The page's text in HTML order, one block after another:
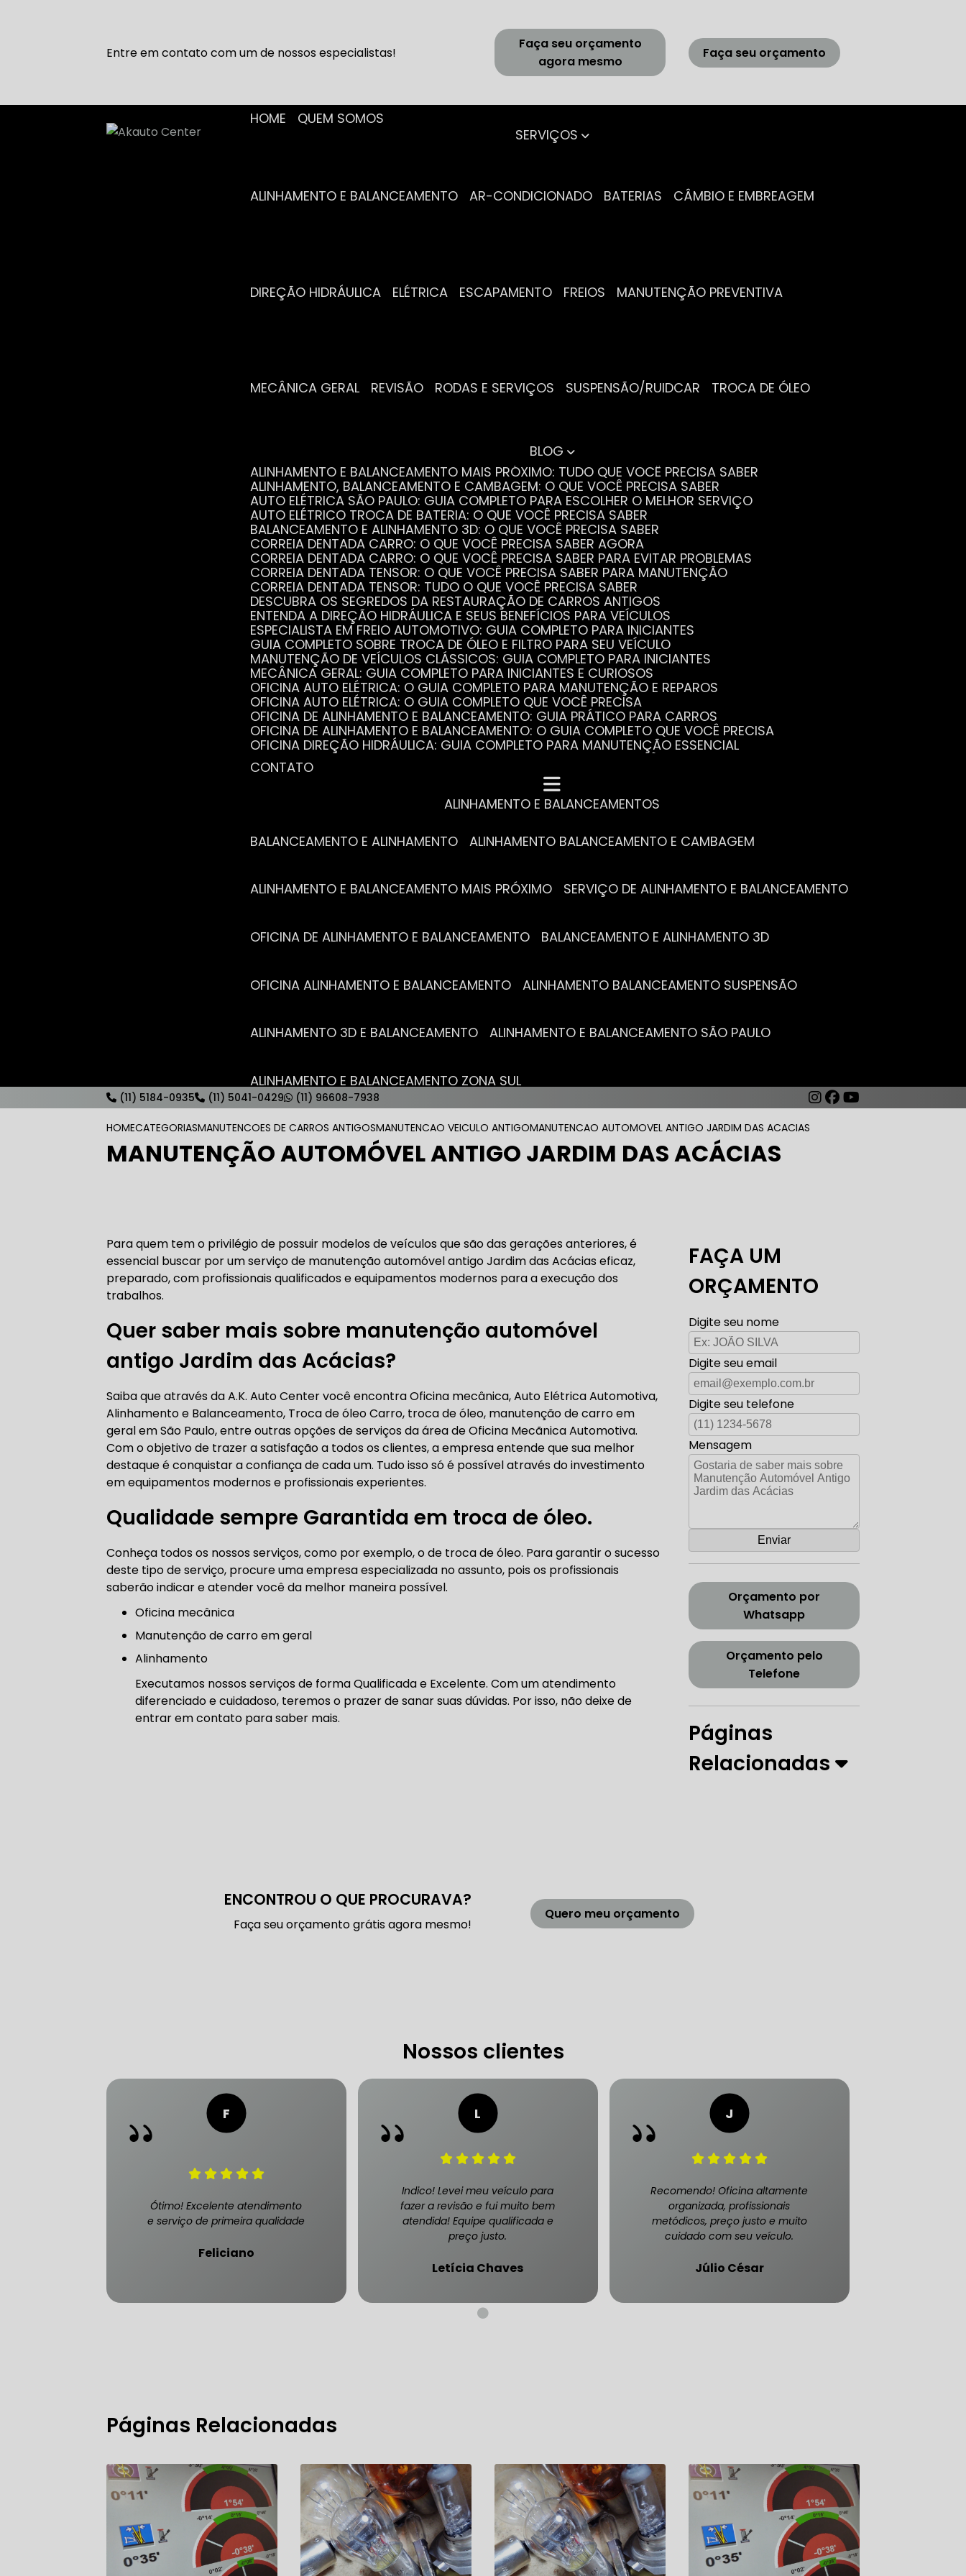
Entre em contato com um de nossos especialistas!
Faça seu orçamento
agora mesmo
Faça seu orçamento
HOME
QUEM SOMOS
SERVIÇOS
ALINHAMENTO E BALANCEAMENTO AR-CONDICIONADO BATERIAS CÂMBIO E EMBREAGEM
DIREÇÃO HIDRÁULICA ELÉTRICA ESCAPAMENTO FREIOS MANUTENÇÃO PREVENTIVA
MECÂNICA GERAL REVISÃO RODAS E SERVIÇOS SUSPENSÃO/RUIDCAR TROCA DE ÓLEO
BLOG
ALINHAMENTO E BALANCEAMENTO MAIS PRÓXIMO: TUDO QUE VOCÊ PRECISA SABER
ALINHAMENTO, BALANCEAMENTO E CAMBAGEM: O QUE VOCÊ PRECISA SABER
AUTO ELÉTRICA SÃO PAULO: GUIA COMPLETO PARA ESCOLHER O MELHOR SERVIÇO
AUTO ELÉTRICO TROCA DE BATERIA: O QUE VOCÊ PRECISA SABER
BALANCEAMENTO E ALINHAMENTO 3D: O QUE VOCÊ PRECISA SABER
CORREIA DENTADA CARRO: O QUE VOCÊ PRECISA SABER AGORA
CORREIA DENTADA CARRO: O QUE VOCÊ PRECISA SABER PARA EVITAR PROBLEMAS
CORREIA DENTADA TENSOR: O QUE VOCÊ PRECISA SABER PARA MANUTENÇÃO
CORREIA DENTADA TENSOR: TUDO O QUE VOCÊ PRECISA SABER
DESCUBRA OS SEGREDOS DA RESTAURAÇÃO DE CARROS ANTIGOS
ENTENDA A DIREÇÃO HIDRÁULICA E SEUS BENEFÍCIOS PARA VEÍCULOS
ESPECIALISTA EM FREIO AUTOMOTIVO: GUIA COMPLETO PARA INICIANTES
GUIA COMPLETO SOBRE TROCA DE ÓLEO E FILTRO PARA SEU VEÍCULO
MANUTENÇÃO DE VEÍCULOS CLÁSSICOS: GUIA COMPLETO PARA INICIANTES
MECÂNICA GERAL: GUIA COMPLETO PARA INICIANTES E CURIOSOS
OFICINA AUTO ELÉTRICA: O GUIA COMPLETO PARA MANUTENÇÃO E REPAROS
OFICINA AUTO ELÉTRICA: O GUIA COMPLETO QUE VOCÊ PRECISA
OFICINA DE ALINHAMENTO E BALANCEAMENTO: GUIA PRÁTICO PARA CARROS
OFICINA DE ALINHAMENTO E BALANCEAMENTO: O GUIA COMPLETO QUE VOCÊ PRECISA
OFICINA DIREÇÃO HIDRÁULICA: GUIA COMPLETO PARA MANUTENÇÃO ESSENCIAL
OFICINA MECÂNICA COMPLETA PARA BLINDADOS: TUDO QUE VOCÊ PRECISA SABER
POR QUE A REVISÃO AUTOMOTIVA É ESSENCIAL PARA O DESEMPENHO DO SEU CARRO
SERVIÇO DE ALINHAMENTO E BALANCEAMENTO: O QUE VOCÊ PRECISA SABER
VANTAGENS ESSENCIAIS DA TROCA DE ÓLEO PARA A SAÚDE DO SEU CARRO
CONTATO
ALINHAMENTO E BALANCEAMENTOS
BALANCEAMENTO E ALINHAMENTO ALINHAMENTO BALANCEAMENTO E CAMBAGEM
ALINHAMENTO E BALANCEAMENTO MAIS PRÓXIMO SERVIÇO DE ALINHAMENTO E BALANCEAMENTO
OFICINA DE ALINHAMENTO E BALANCEAMENTO BALANCEAMENTO E ALINHAMENTO 3D
OFICINA ALINHAMENTO E BALANCEAMENTO ALINHAMENTO BALANCEAMENTO SUSPENSÃO
ALINHAMENTO 3D E BALANCEAMENTO ALINHAMENTO E BALANCEAMENTO SÃO PAULO
ALINHAMENTO E BALANCEAMENTO ZONA SUL
AUTO ELÉTRICA MAIS PRÓXIMO AUTO ELÉTRICA AUTOMOTIVA
AUTO ELÉTRICO TROCA DE BATERIA OFICINA AUTO ELÉTRICA
AUTO ELÉTRICA ZONA SUL
CORREIAS DENTADAS
TROCA CORREIA DENTADA CORREIA DENTADA RANGE ROVER
TROCA DA CORREIA DENTADA DA LAND ROVER CORREIA DENTADA DISCOVERY
CORREIA DENTADA TENSOR
CORREIA DENTADA CARRO CORREIA DENTADA SÃO PAULO
MANUTENÇÃO DIREÇÃO HIDRÁULICA CONSERTO DIREÇÃO HIDRÁULICA
FREIOS AUTOMOTIVOS
ESPECIALISTA EM FREIO AUTOMOTIVO FREIO DE AUTOMÓVEL
FREIO ABS MANUTENÇÃO
FREIO DO CARRO ZONA SUL
MECÂNICO PARA CONSERTO DE CARRO BLINDADO
MECÂNICO PARA CARROS BLINDADOS DE LUXO
OFICINA QUE ATENDE CARRO BLINDADO
MECÂNICO PARA SUSPENSÃO DE CARRO BLINDADO
OFICINA MECÂNICA DE AUTOMÓVEIS BLINDADOS
MECÂNICO PARA REVISÃO PREVENTIVA DE BLINDADOS
(11) 5184-0935 (11) 5041-0429 (11) 96608-7938
HOMECATEGORIASMANUTENCOES DE CARROS ANTIGOSMANUTENCAO VEICULO ANTIGOMANUTENCAO AUTOMOVEL ANTIGO JARDIM DAS ACACIAS
MANUTENÇÃO AUTOMÓVEL ANTIGO JARDIM DAS ACÁCIAS
Para quem tem o privilégio de possuir modelos de veículos que são das gerações anteriores, é
essencial buscar por um serviço de manutenção automóvel antigo Jardim das Acácias eficaz,
preparado, com profissionais qualificados e equipamentos modernos para a execução dos
trabalhos.
Quer saber mais sobre manutenção automóvel
antigo Jardim das Acácias?
Saiba que através da A.K. Auto Center você encontra Oficina mecânica, Auto Elétrica Automotiva,
Alinhamento e Balanceamento, Troca de óleo Carro, troca de óleo, manutenção de carro em
geral em São Paulo, entre outras opções de serviços da área de Oficina Mecãnica Automotiva.
Com o objetivo de trazer a satisfação a todos os clientes, a empresa entende que sua melhor
destaque é conquistar a confiança de cada um. Tudo isso só é possível através do investimento
em equipamentos modernos e profissionais experientes.
Qualidade sempre Garantida em troca de óleo.
Conheça todos os nossos serviços, como por exemplo, o de troca de óleo. Para garantir o sucesso
deste tipo de serviço, procure uma empresa especializada no assunto, pois os profissionais
saberão indicar e atender você da melhor maneira possível.
Oficina mecânica
manutenção de carro em geral
Alinhamento
Executamos nossos serviços de forma Qualificada e Excelente. Com um atendimento
diferenciado e cuidadoso, teremos o prazer de sanar suas dúvidas. Por isso, não deixe de
entrar em contato para saber mais.
FAÇA UM
ORÇAMENTO
Digite seu nome
Digite seu email
Digite seu telefone
Mensagem
Orçamento por
Whatsapp
Orçamento pelo
Telefone
Páginas
Relacionadas
ENCONTROU O QUE PROCURAVA?
Faça seu orçamento grátis agora mesmo!
Quero meu orçamento
Nossos clientes
Ótimo! Excelente atendimento
e serviço de primeira qualidade
Feliciano
Indico! Levei meu veículo para
fazer a revisão e fui muito bem
atendida! Equipe qualificada e
preço justo.
Letícia Chaves
Recomendo! Oficina altamente
organizada, profissionais
metódicos, preço justo e muito
cuidado com seu veículo.
Júlio César
Páginas Relacionadas